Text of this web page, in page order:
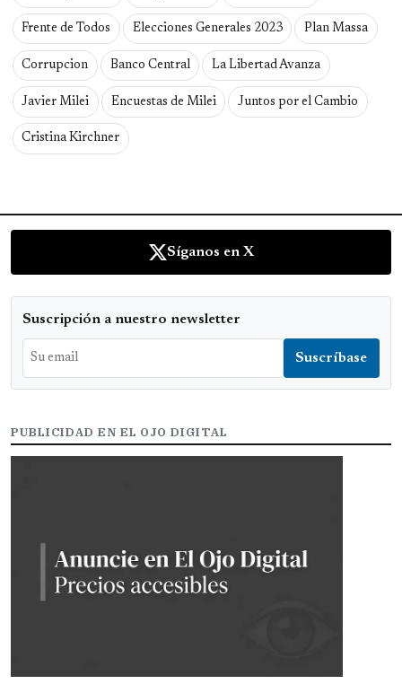
Frente de Todos Elecciones Generales 2023 Plan Massa
Corrupcion Banco Central La Libertad Avanza
Javier Milei Encuestas de Milei Juntos por el Cambio
Cristina Kirchner
Síganos en X
Suscripción a nuestro newsletter
PUBLICIDAD EN EL OJO DIGITAL